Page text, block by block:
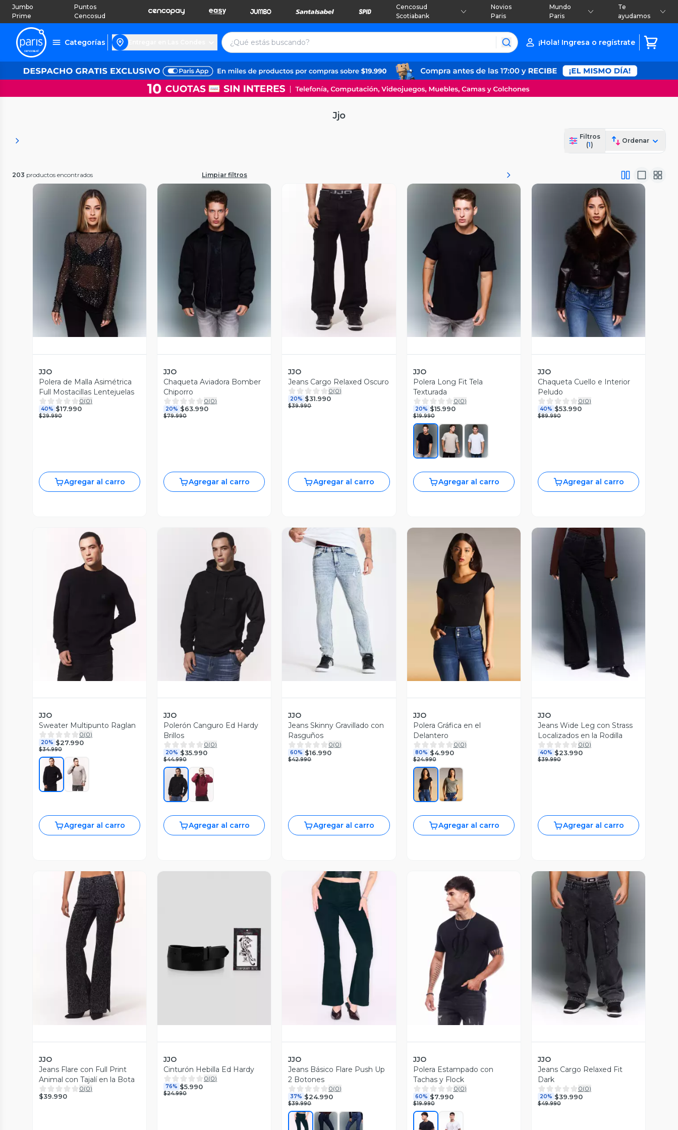
Jumbo
Prime
Puntos
Cencosud
Cencosud
Scotiabank
Novios
Paris
Mundo
Paris
Te
ayudamos
Categorías ¡Hola! Ingresa o regístrate
Jjo
Filtros
(1)
Ordenar
203 productos encontrados Limpiar filtros
Vista Previa
JJO
Polera de Malla Asimétrica
Full Mostacillas Lentejuelas
0(0)
40% $17.990
$29.990
Agregar al carro
JJO
Chaqueta Aviadora Bomber
Chiporro
0(0)
20% $63.990
$79.990
Agregar al carro
Vista Previa
JJO
Jeans Cargo Relaxed Oscuro
0(0)
20% $31.990
$39.990
Agregar al carro
Vista Previa
JJO
Polera Long Fit Tela
Texturada
0(0)
20% $15.990
$19.990
Agregar al carro
Vista Previa
JJO
Chaqueta Cuello e Interior
Peludo
0(0)
40% $53.990
$89.990
Agregar al carro
Vista Previa
JJO
Sweater Multipunto Raglan
0(0)
20% $27.990
$34.990
Agregar al carro
JJO
Polerón Canguro Ed Hardy
Brillos
0(0)
20% $35.990
$44.990
Agregar al carro
Vista Previa
JJO
Jeans Skinny Gravillado con
Rasguños
0(0)
60% $16.990
$42.990
Agregar al carro
Vista Previa
JJO
Polera Gráfica en el
Delantero
0(0)
80% $4.990
$24.990
Agregar al carro
Vista Previa
JJO
Jeans Wide Leg con Strass
Localizados en la Rodilla
0(0)
40% $23.990
$39.990
Agregar al carro
Vista Previa
JJO
Jeans Flare con Full Print
Animal con Tajalí en la Bota
0(0)
$39.990
Vista Previa
JJO
Cinturón Hebilla Ed Hardy
0(0)
76% $5.990
$24.990
Vista Previa
JJO
Jeans Básico Flare Push Up
2 Botones
0(0)
37% $24.990
$39.990
Vista Previa
JJO
Polera Estampado con
Tachas y Flock
0(0)
60% $7.990
$19.990
Vista Previa
JJO
Jeans Cargo Relaxed Fit
Dark
0(0)
20% $39.990
$49.990